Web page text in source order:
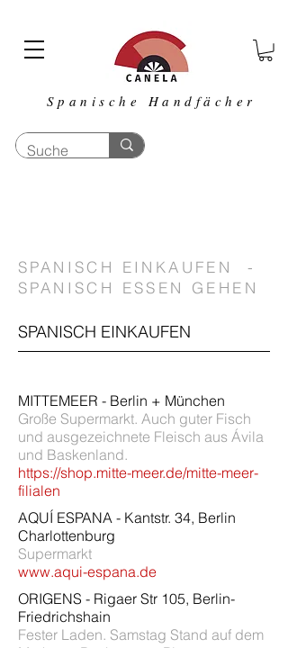
Spanische Handfächer
SPANISCH EINKAUFEN -
SPANISCH ESSEN GEHEN
SPANISCH EINKAUFEN
MITTEMEER - Berlin + München
Große Supermarkt. Auch guter Fisch
und ausgezeichnete Fleisch aus Ávila
und Baskenland.
https://shop.mitte-meer.de/mitte-meer-
filialen
AQUÍ ESPANA - Kantstr. 34, Berlin
Charlottenburg
Supermarkt
www.aqui-espana.de
ORIGENS - Rigaer Str 105, Berlin-
Friedrichshain
Fester Laden. Samstag Stand auf dem